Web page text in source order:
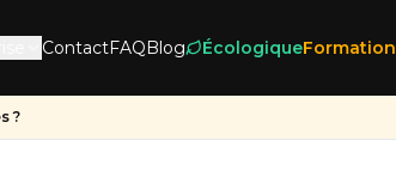
ContactFAQBlog ÉcologiqueFormation
?